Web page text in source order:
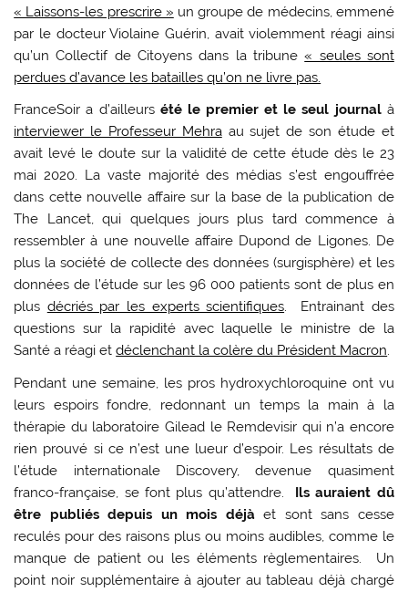
« Laissons-les prescrire » un groupe de médecins, emmené
par le docteur Violaine Guérin, avait violemment réagi ainsi
qu’un Collectif de Citoyens dans la tribune« seules sont
perdues d’avance les batailles qu’on ne livre pas.
FranceSoir a d’ailleursété le premier et le seul journalà
interviewer le Professeur Mehraau sujet de son étude et
avait levé le doute sur la validité de cette étude dès le 23
mai 2020. La vaste majorité des médias s’est engouffrée
dans cette nouvelle affaire sur la base de la publication de
The Lancet, qui quelques jours plus tard commence à
ressembler à une nouvelle affaire Dupond de Ligones. De
plus la société de collecte des données (surgisphère) et les
données de l’étude sur les 96 000 patients sont de plus en
plus décriés par les experts scientifiques. Entrainant des
questions sur la rapidité avec laquelle le ministre de la
Santé a réagi etdéclenchant la colère du Président Macron.
Pendant une semaine, les pros hydroxychloroquine ont vu
leurs espoirs fondre, redonnant un temps la main à la
thérapie du laboratoire Gilead le Remdevisir qui n’a encore
rien prouvé si ce n’est une lueur d’espoir. Les résultats de
l’étude internationale Discovery, devenue quasiment
franco-française, se font plus qu’attendre. Ils auraient dû
être publiés depuis un mois déjàet sont sans cesse
reculés pour des raisons plus ou moins audibles, comme le
manque de patient ou les éléments règlementaires. Un
point noir supplémentaire à ajouter au tableau déjà chargé